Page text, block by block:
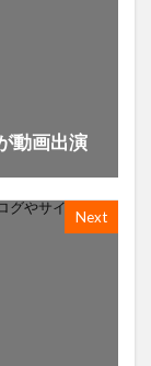
動画出演
Next